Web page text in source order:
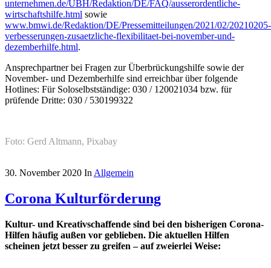
unternehmen.de/UBH/Redaktion/DE/FAQ/ausserordentliche-
wirtschaftshilfe.html sowie
www.bmwi.de/Redaktion/DE/Pressemitteilungen/2021/02/20210205-
verbesserungen-zusaetzliche-flexibilitaet-bei-november-und-
dezemberhilfe.html.
Ansprechpartner bei Fragen zur Überbrückungshilfe sowie der
November- und Dezemberhilfe sind erreichbar über folgende
Hotlines: Für Soloselbstständige: 030 / 120021034 bzw. für
prüfende Dritte: 030 / 530199322
Foto: Gerd Altmann, Pixabay
30. November 2020 In Allgemein
Corona Kulturförderung
Kultur- und Kreativschaffende sind bei den bisherigen Corona-
Hilfen häufig außen vor geblieben. Die aktuellen Hilfen
scheinen jetzt besser zu greifen – auf zweierlei Weise: